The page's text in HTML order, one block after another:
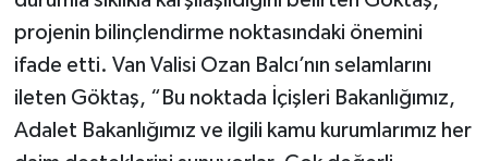
projenin bilinçlendirme noktasındaki önemini
ifade etti. Van Valisi Ozan Balcı’nın selamlarını
ileten Göktaş, “Bu noktada İçişleri Bakanlığımız,
Adalet Bakanlığımız ve ilgili kamu kurumlarımız her